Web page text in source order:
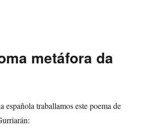
metáfora da
española traballamos este poema de